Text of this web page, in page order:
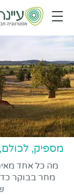
מספיק,
מה כל אחד
מחר בבוקר